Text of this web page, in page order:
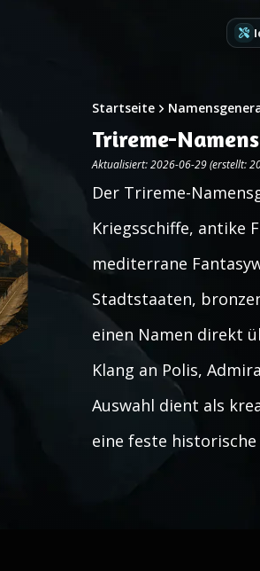
Startseite
Trireme-
Aktualisiert: 2026-06-29 (erstellt:
Der Trireme-
Kriegsschiffe, antike
mediterrane
Stadtstaaten,
einen Namen direkt
Klang an Polis,
Auswahl dient als
eine feste